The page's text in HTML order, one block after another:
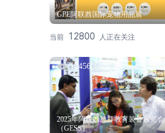
GPE阿联酋国际宠物用品展
当前 12800 人正在关注
12456
2025年阿联酋迪拜教育装备展览会
（GESS）